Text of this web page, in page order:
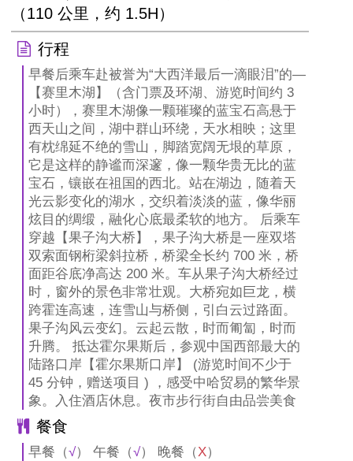
（110 公里，约 1.5H）
行程
早餐后乘车赴被誉为“大西洋最后一滴眼泪”的—
【赛里木湖】（含门票及环湖、游览时间约 3
小时），赛里木湖像一颗璀璨的蓝宝石高悬于
西天山之间，湖中群山环绕，天水相映；这里
有枕绵延不绝的雪山，脚踏宽阔无垠的草原，
它是这样的静谧而深邃，像一颗华贵无比的蓝
宝石，镶嵌在祖国的西北。站在湖边，随着天
光云影变化的湖水，交织着淡淡的蓝，像华丽
炫目的绸缎，融化心底最柔软的地方。 后乘车
穿越【果子沟大桥】，果子沟大桥是一座双塔
双索面钢桁梁斜拉桥，桥梁全长约 700 米，桥
面距谷底净高达 200 米。车从果子沟大桥经过
时，窗外的景色非常壮观。大桥宛如巨龙，横
跨霍连高速，连雪山与桥侧，引白云过路面。
果子沟风云变幻。云起云散，时而匍匐，时而
升腾。 抵达霍尔果斯后，参观中国西部最大的
陆路口岸【霍尔果斯口岸】 (游览时间不少于
45 分钟，赠送项目 ) ，感受中哈贸易的繁华景
象。入住酒店休息。夜市步行街自由品尝美食
餐食
早餐（√） 午餐（√） 晚餐（X）